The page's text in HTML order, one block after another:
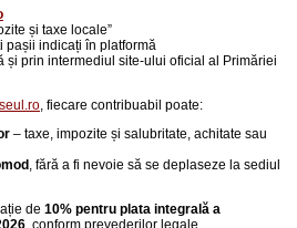
și taxe locale”
pașii indicați în platformă
și prin intermediul site-ului oficial al Primăriei
, fiecare contribuabil poate:
– taxe, impozite și salubritate, achitate sau
, fără a fi nevoie să se deplaseze la sediul
de 10% pentru plata integrală a
, conform prevederilor legale.